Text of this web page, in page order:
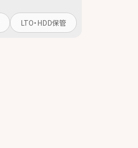
LTO・HDD保管